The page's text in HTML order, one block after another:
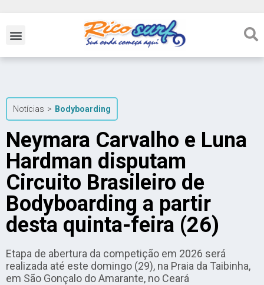
Notícias > Bodyboarding
Neymara Carvalho e Luna
Hardman disputam
Circuito Brasileiro de
Bodyboarding a partir
desta quinta-feira (26)
Etapa de abertura da competição em 2026 será
realizada até este domingo (29), na Praia da Taibinha,
em São Gonçalo do Amarante, no Ceará